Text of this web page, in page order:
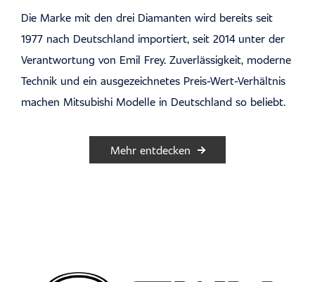
Die Marke mit den drei Diamanten wird bereits seit
1977 nach Deutschland importiert, seit 2014 unter der
Verantwortung von Emil Frey. Zuverlässigkeit, moderne
Technik und ein ausgezeichnetes Preis-Wert-Verhältnis
machen Mitsubishi Modelle in Deutschland so beliebt.
Mehr entdecken